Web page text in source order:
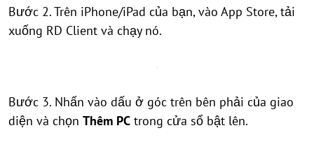
Bước 2. Trên iPhone/iPad của bạn, vào App Store, tải
xuống RD Client và chạy nó.
Bước 3. Nhấn vào dấu ở góc trên bên phải của giao
diện và chọn Thêm PC trong cửa sổ bật lên.